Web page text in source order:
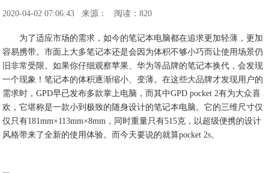
2020-04-02 07:06:43 来源： 阅读：820
为了适应市场的需求，如今的笔记本电脑都在追求更加轻薄，更加
容易携带。市面上大多笔记本还是会因为体积不够小巧而让使用场景仍
旧非常受限。如果你仔细观察苹果、华为等品牌的笔记本换代，会发现
一个现象！笔记本的体积逐渐缩小、变薄。在这些大品牌才发现用户的
需求时，GPD早已发布多款掌上电脑，而其中GPD pocket 2有为大众喜
欢，它堪称是一款小到极致的随身设计的笔记本电脑。它的三维尺寸仅
仅只有181mm×113mm×8mm，同时重量只有515克，以超级便携的设计
风格带来了全新的使用体验。而今天要说的就算pocket 2s。